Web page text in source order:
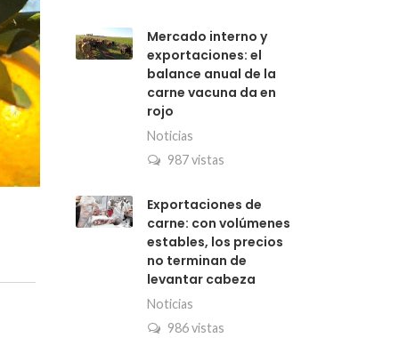
Mercado interno y
exportaciones: el
balance anual de la
carne vacuna da en
rojo
Noticias
987 vistas
Exportaciones de
carne: con volúmenes
estables, los precios
no terminan de
levantar cabeza
Noticias
986 vistas